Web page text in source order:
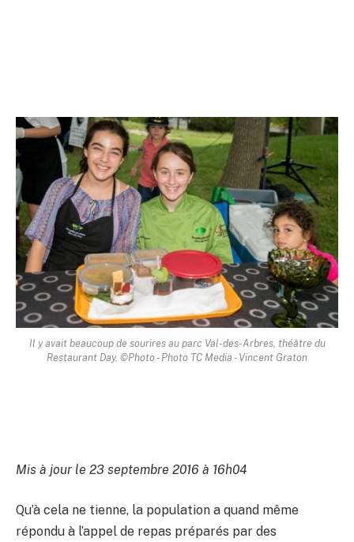
Il y avait beaucoup de sourires au parc Val-des-Arbres, théâtre du
Restaurant Day. ©Photo - Photo TC Media - Vincent Graton
Mis à jour le 23 septembre 2016 à 16h04
Qu’à cela ne tienne, la population a quand même
répondu à l’appel de repas préparés par des